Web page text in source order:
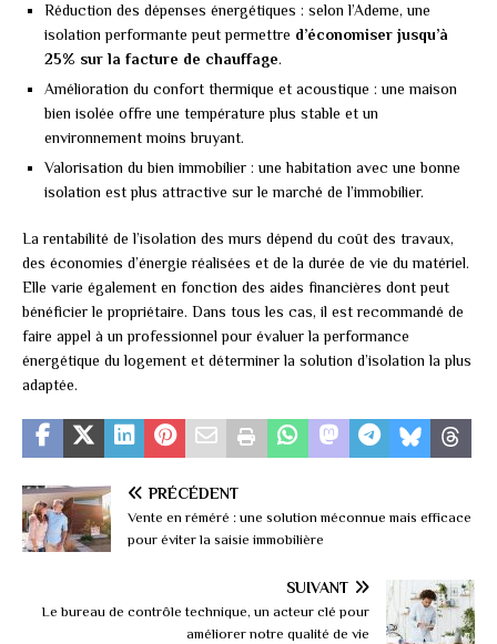
Réduction des dépenses énergétiques : selon l’Ademe, une
isolation performante peut permettre d’économiser jusqu’à
25% sur la facture de chauffage.
Amélioration du confort thermique et acoustique : une maison
bien isolée offre une température plus stable et un
environnement moins bruyant.
Valorisation du bien immobilier : une habitation avec une bonne
isolation est plus attractive sur le marché de l’immobilier.
La rentabilité de l’isolation des murs dépend du coût des travaux,
des économies d’énergie réalisées et de la durée de vie du matériel.
Elle varie également en fonction des aides financières dont peut
bénéficier le propriétaire. Dans tous les cas, il est recommandé de
faire appel à un professionnel pour évaluer la performance
énergétique du logement et déterminer la solution d’isolation la plus
adaptée.
PRÉCÉDENT
Vente en réméré : une solution méconnue mais efficace
pour éviter la saisie immobilière
SUIVANT
Le bureau de contrôle technique, un acteur clé pour
améliorer notre qualité de vie